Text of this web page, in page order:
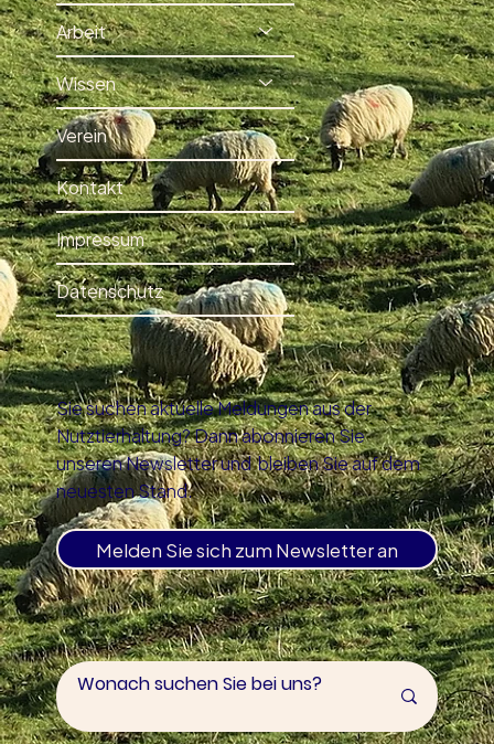
Arbeit
Wissen
Verein
Kontakt
Impressum
Datenschutz
Sie suchen aktuelle Meldungen aus der
Nutztierhaltung? Dann abonnieren Sie
unseren Newsletter und bleiben Sie auf dem
neuesten Stand.
Melden Sie sich zum Newsletter an